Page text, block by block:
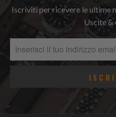
Iscriviti per ricevere le
Uscite &